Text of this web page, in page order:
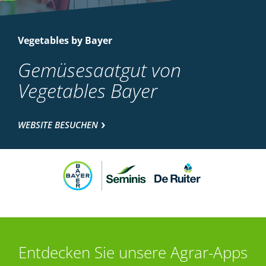
Vegetables by Bayer
Gemüsesaatgut von
Vegetables Bayer
WEBSITE BESUCHEN
Entdecken Sie unsere Agrar-Apps